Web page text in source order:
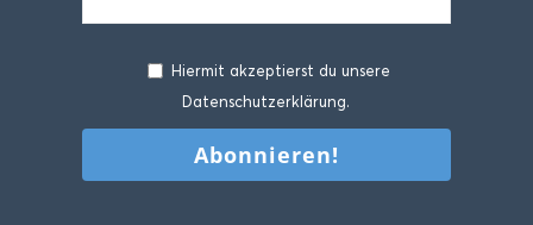
Pesto Zupfbrot
Hiermit akzeptierst du unsere
Datenschutzerklärung.